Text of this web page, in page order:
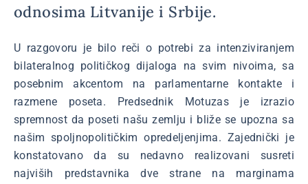
odnosima Litvanije i Srbije.
U razgovoru je bilo reči o potrebi za intenziviranjem
bilateralnog političkog dijaloga na svim nivoima, sa
posebnim akcentom na parlamentarne kontakte i
razmene poseta. Predsednik Motuzas je izrazio
spremnost da poseti našu zemlju i bliže se upozna sa
našim spoljnopolitičkim opredeljenjima. Zajednički je
konstatovano da su nedavno realizovani susreti
najviših predstavnika dve strane na marginama